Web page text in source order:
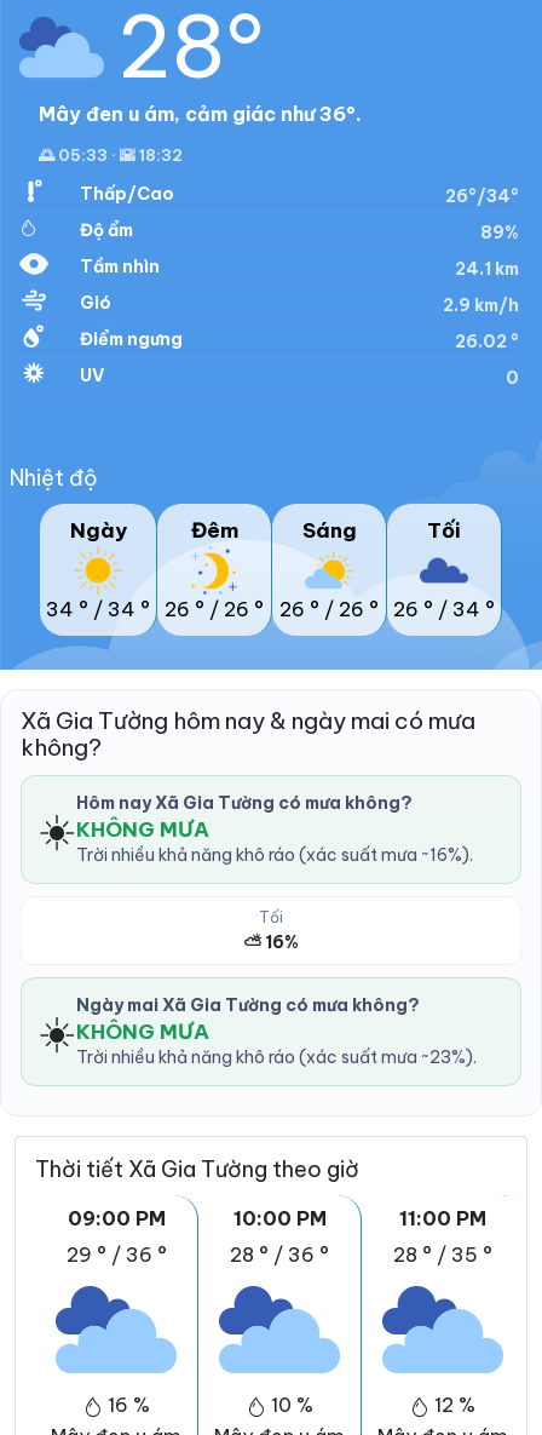
28°
Mây đen u ám, cảm giác như 36°.
🌅 05:33 · 🌇 18:32
Thấp/Cao
26°/34°
Độ ẩm
89%
Tầm nhìn
24.1 km
Gió
2.9 km/h
Điểm ngưng
26.02 °
UV
0
Nhiệt độ
Ngày
34 ° / 34 °
Đêm
26 ° / 26 °
Sáng
26 ° / 26 °
Tối
26 ° / 34 °
Xã Gia Tường hôm nay & ngày mai có mưa
không?
☀️ Hôm nay Xã Gia Tường có mưa không?
KHÔNG MƯA
Trời nhiều khả năng khô ráo (xác suất mưa ~16%).
Tối
⛅ 16%
☀️ Ngày mai Xã Gia Tường có mưa không?
KHÔNG MƯA
Trời nhiều khả năng khô ráo (xác suất mưa ~23%).
Thời tiết Xã Gia Tường theo giờ
09:00 PM
29 ° / 36 °
16 %
10:00 PM
28 ° / 36 °
10 %
11:00 PM
28 ° / 35 °
12 %